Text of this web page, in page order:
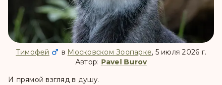
Тимофей в Московском Зоопарке, 5 июля 2026 г.
Автор: Pavel Burov
И прямой взгляд в душу.